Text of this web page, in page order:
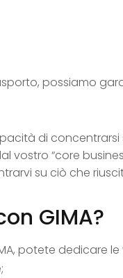
possiamo
di
“core
su ciò che
GIMA?
potete dedicare